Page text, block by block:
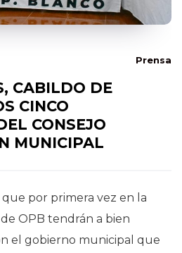
Prensa
CABILDO DE
CINCO
CONSEJO
MUNICIPAL
por primera vez en la
OPB tendrán a bien
el gobierno municipal que